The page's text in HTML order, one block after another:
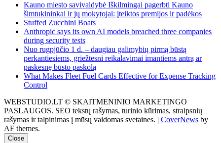
Kauno miesto savivaldybė Iškilmingai pagerbti Kauno
šimtukininkai ir jų mokytojai: įteiktos premijos ir padėkos
Stuffed Zucchini Boats
Anthropic says its own AI models breached three companies
during security tests
Nuo rugpjūčio 1 d. – daugiau galimybių pirmą būstą
perkantiesiems, griežtesni reikalavimai imantiems antrą ar
paskesnę būsto paskolą
What Makes Fleet Fuel Cards Effective for Expense Tracking
Control
WEBSTUDIO.LT © SKAITMENINIO MARKETINGO
PASLAUGOS. SEO tekstų rašymas, turinio kūrimas, straipsnių
rašymas ir talpinimas į mūsų valdomas svetaines. | CoverNews by
AF themes.
Close